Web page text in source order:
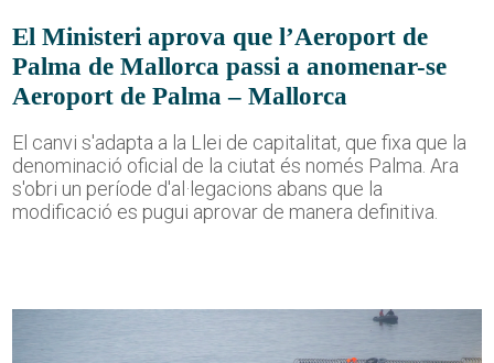
El Ministeri aprova que l’Aeroport de
Palma de Mallorca passi a anomenar-se
Aeroport de Palma – Mallorca
El canvi s'adapta a la Llei de capitalitat, que fixa que la
denominació oficial de la ciutat és només Palma. Ara
s'obri un període d'al·legacions abans que la
modificació es pugui aprovar de manera definitiva.